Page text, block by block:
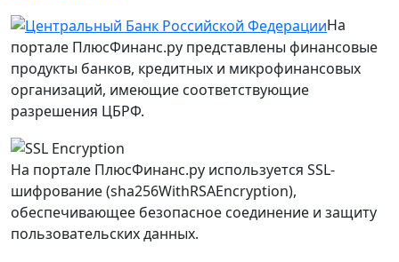
На
портале ПлюсФинанс.ру представлены финансовые
продукты банков, кредитных и микрофинансовых
организаций, имеющие соответствующие
разрешения ЦБРФ.
На портале ПлюсФинанс.ру используется SSL-
шифрование (sha256WithRSAEncryption),
обеспечивающее безопасное соединение и защиту
пользовательских данных.